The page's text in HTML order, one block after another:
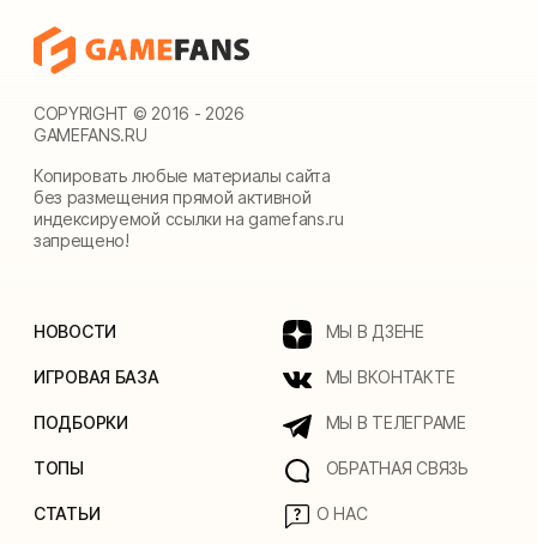
COPYRIGHT © 2016 - 2026
GAMEFANS.RU
Копировать любые материалы сайта
без размещения прямой активной
индексируемой ссылки на gamefans.ru
запрещено!
НОВОСТИ
ИГРОВАЯ БАЗА
ПОДБОРКИ
ТОПЫ
СТАТЬИ
МЫ В ДЗЕНЕ
МЫ ВКОНТАКТЕ
МЫ В ТЕЛЕГРАМЕ
ОБРАТНАЯ СВЯЗЬ
О НАС